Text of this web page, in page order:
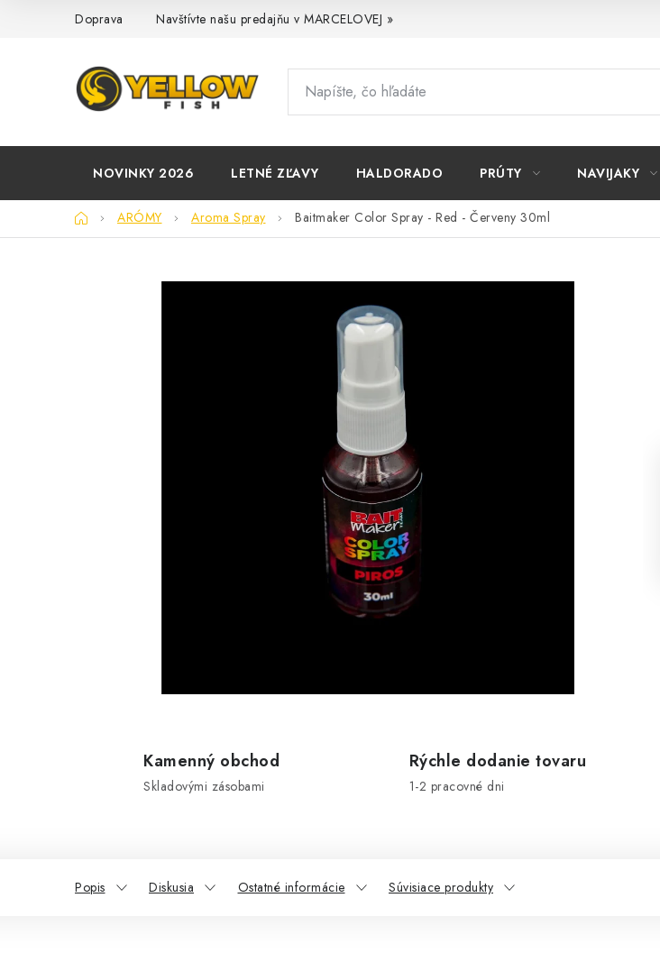
Doprava Navštívte našu predajňu v MARCELOVEJ »
NOVINKY 2026 LETNÉ ZĽAVY HALDORADO PRÚTY NAVIJAKY
DomovARÓMY Aroma Spray Baitmaker Color Spray - Red - Červeny 30ml
Kamenný obchod
Skladovými zásobami
Rýchle dodanie tovaru
1-2 pracovné dni
Popis Diskusia Ostatné informácie Súvisiace produkty